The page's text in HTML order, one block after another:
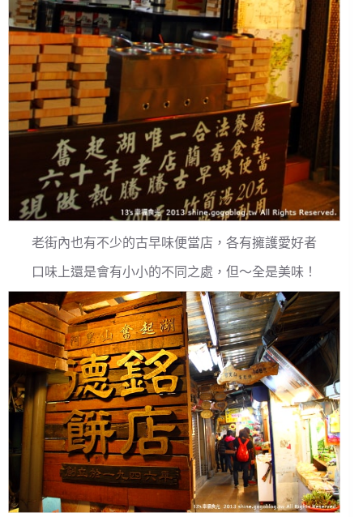
老街內也有不少的古早味便當店，各有擁護愛好者
口味上還是會有小小的不同之處，但～全是美味！